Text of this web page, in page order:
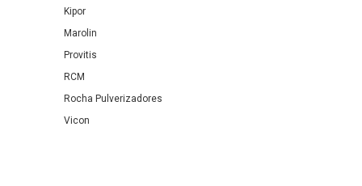
Kipor
Marolin
Provitis
RCM
Rocha Pulverizadores
Vicon